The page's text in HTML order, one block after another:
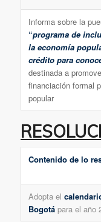
Informa sobre la
“programa de
la economía
crédito para
destinada a
financiación formal
popular
Contenido de lo
Adopta el
Bogotápara el año